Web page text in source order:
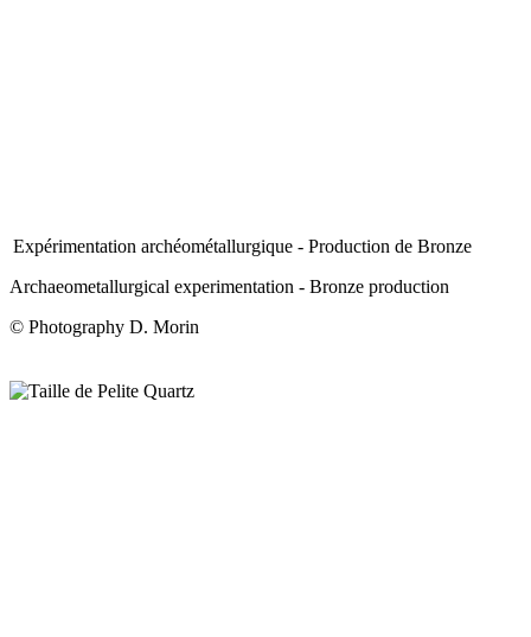
Expérimentation archéométallurgique - Production de Bronze
Archaeometallurgical experimentation - Bronze production
© Photography D. Morin